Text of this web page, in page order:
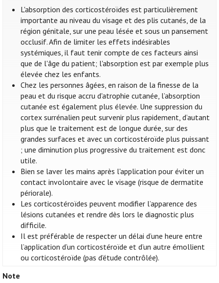
L'absorption des corticostéroïdes est particulièrement
importante au niveau du visage et des plis cutanés, de la
région génitale, sur une peau lésée et sous un pansement
occlusif. Afin de limiter les effets indésirables
systémiques, il faut tenir compte de ces facteurs ainsi
que de l'âge du patient; l'absorption est par exemple plus
élevée chez les enfants.
Chez les personnes âgées, en raison de la finesse de la
peau et du risque accru d'atrophie cutanée, l’absorption
cutanée est également plus élevée. Une suppression du
cortex surrénalien peut survenir plus rapidement, d’autant
plus que le traitement est de longue durée, sur des
grandes surfaces et avec un corticostéroïde plus puissant
; une diminution plus progressive du traitement est donc
utile.
Bien se laver les mains après l'application pour éviter un
contact involontaire avec le visage (risque de dermatite
périorale).
Les corticostéroïdes peuvent modifier l’apparence des
lésions cutanées et rendre dès lors le diagnostic plus
difficile.
Il est préférable de respecter un délai d’une heure entre
l’application d’un corticostéroïde et d’un autre émollient
ou corticostéroïde (pas d’étude contrôlée).
Note